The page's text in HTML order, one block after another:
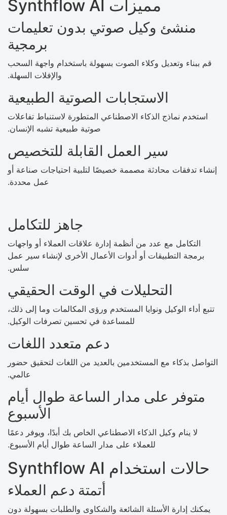
مميزات Synthflow AI
منشئ وكيل صوتي بدون تعليمات
برمجية
قم ببناء وتعديل وكلاء الصوت بسهولة باستخدام واجهة السحب
والإفلات السهلة.
الاستجابات الصوتية الطبيعية
استخدم نماذج الذكاء الاصطناعي المتطورة لاستنباط تفاعلات
صوتية طبيعية تشبه الإنسان.
سير العمل القابلة للتخصيص
إنشاء تدفقات محادثة مصممة خصيصًا لتلبية احتياجات صناعة أو
عمل محددة.
جاهز للتكامل
التكامل مع عدد من أنظمة إدارة علاقات العملاء أو واجهات
برمجة التطبيقات أو أدوات الأعمال الأخرى لإنشاء سير عمل
سلس.
التحليلات في الوقت الحقيقي
تتبع أداء الوكيل ونوايا المستخدم ورؤى المكالمات وما إلى ذلك،
للمساعدة في تحسين تصرفات الوكيل.
دعم متعدد اللغات
التواصل بذكاء مع المستخدمين بالعديد من اللغات لتحقيق حضور
عالمي.
متوفر على مدار الساعة طوال أيام
الأسبوع
لا ينام وكيل الذكاء الاصطناعي الخاص بك أبدًا، ويوفر دعمًا
للعملاء على مدار الساعة طوال أيام الأسبوع.
حالات استخدام Synthflow AI
أتمتة دعم العملاء
يمكنك إدارة الأسئلة الشائعة والشكاوى والطلبات بسهولة دون